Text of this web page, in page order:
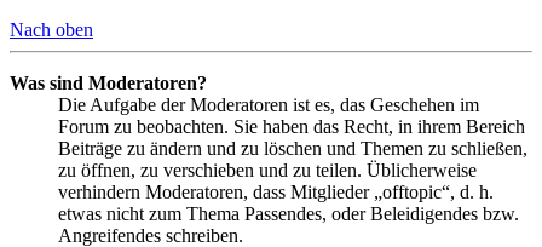
Nach oben
Was sind Moderatoren?
Die Aufgabe der Moderatoren ist es, das Geschehen im
Forum zu beobachten. Sie haben das Recht, in ihrem Bereich
Beiträge zu ändern und zu löschen und Themen zu schließen,
zu öffnen, zu verschieben und zu teilen. Üblicherweise
verhindern Moderatoren, dass Mitglieder „offtopic“, d. h.
etwas nicht zum Thema Passendes, oder Beleidigendes bzw.
Angreifendes schreiben.